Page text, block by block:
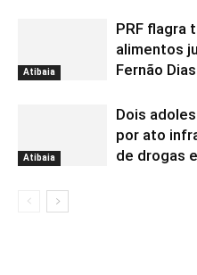
Atibaia
PRF flagra
alimentos
Fernão Dias
Atibaia
Dois
por ato
de drogas